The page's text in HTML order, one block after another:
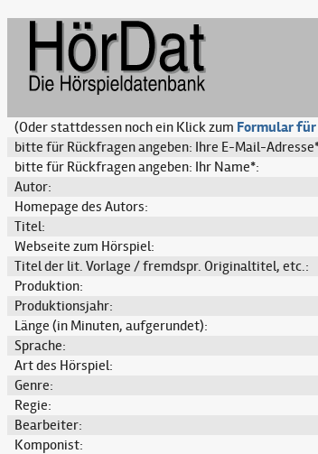
(Oder stattdessen noch ein Klick zum Formular
bitte für Rückfragen angeben: Ihre E-Mail-
bitte für Rückfragen angeben: Ihr Name*:
Autor:
Homepage des Autors:
Titel:
Webseite zum Hörspiel:
Titel der lit. Vorlage / fremdspr. Originaltitel, etc.:
Produktion:
Produktionsjahr:
Länge (in Minuten, aufgerundet):
Sprache:
Art des Hörspiel:
Genre:
Regie:
Bearbeiter:
Komponist: